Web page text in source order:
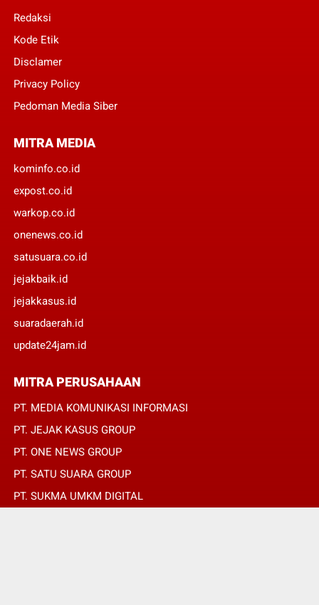
Redaksi
Kode Etik
Disclamer
Privacy Policy
Pedoman Media Siber
MITRA MEDIA
kominfo.co.id
expost.co.id
warkop.co.id
onenews.co.id
satusuara.co.id
jejakbaik.id
jejakkasus.id
suaradaerah.id
update24jam.id
MITRA PERUSAHAAN
PT. MEDIA KOMUNIKASI INFORMASI
PT. JEJAK KASUS GROUP
PT. ONE NEWS GROUP
PT. SATU SUARA GROUP
PT. SUKMA UMKM DIGITAL